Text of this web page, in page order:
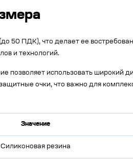
50 ПДК), что делает ее
и технологий.
позволяет использовать широкий
очки, что важно для
Значение
Силиконовая резина